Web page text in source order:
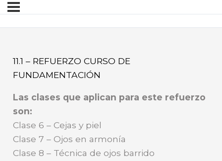
11.1 – REFUERZO CURSO DE
FUNDAMENTACIÓN
Las clases que aplican para este refuerzo
son:
Clase 6 – Cejas y piel
Clase 7 – Ojos en armonía
Clase 8 – Técnica de ojos barrido